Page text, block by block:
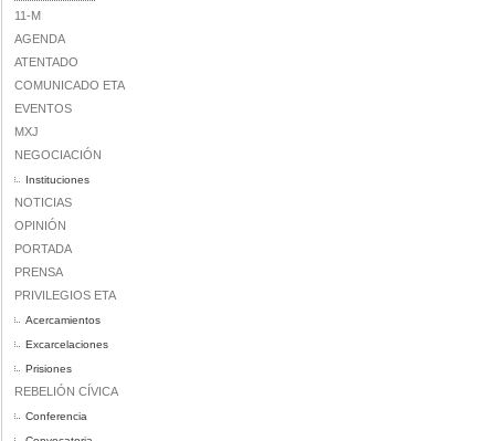
11-M
AGENDA
ATENTADO
COMUNICADO ETA
EVENTOS
MXJ
NEGOCIACIÓN
Instituciones
NOTICIAS
OPINIÓN
PORTADA
PRENSA
PRIVILEGIOS ETA
Acercamientos
Excarcelaciones
Prisiones
REBELIÓN CÍVICA
Conferencia